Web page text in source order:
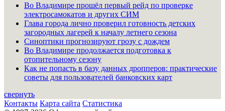
Во Владимире прошёл первый рейд по проверке
электросамокатов и других СИМ
Глава города лично проверил готовность детских
загородных лагерей к началу летнего сезона
Синоптики прогнозируют грозу с дождем
Во Владимире продолжается подготовка к
отопительному сезону
Как не попасть в базу данных дропперов: практические
советы для пользователей банковских карт
свернуть
Контакты Карта сайта Статистика